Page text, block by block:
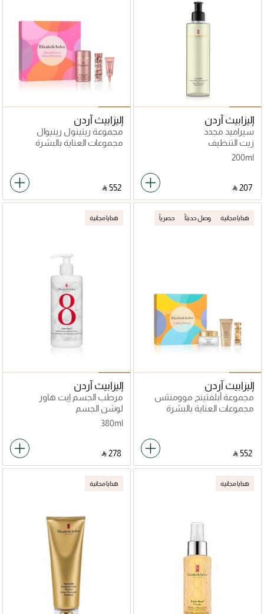
إليزابيث آردن
سيراميد مجدد
زيت التنظيف
200ml
‎ ⃁ ⁦207⁩ ‎
إليزابيث آردن
مجموعة ريتينول رينيوال
المكونة من 3 قطع
مجموعات العناية بالبشرة
‎ ⃁ ⁦552⁩ ‎
هدايا مجانية وصل حديثاً حصرياً
إليزابيث آردن
مجموعة أبلفتينج موومنتس
الثلاثية
مجموعات العناية بالبشرة
‎ ⃁ ⁦552⁩ ‎
هدايا مجانية
إليزابيث آردن
مرطب الجسم إيت هاور
لوشن الجسم
380ml
‎ ⃁ ⁦278⁩ ‎
هدايا مجانية هدايا مجانية